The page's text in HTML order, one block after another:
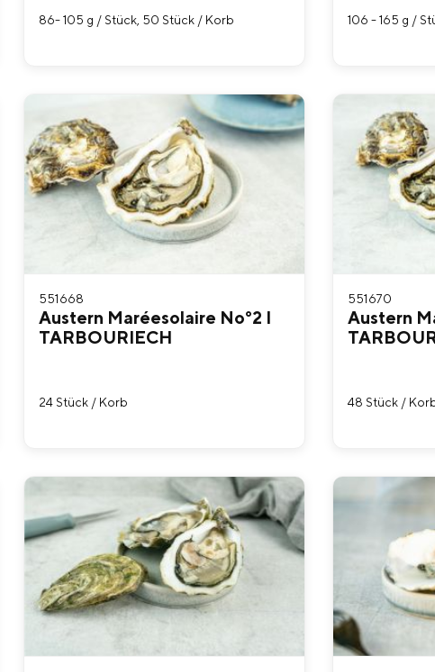
86- 105 g / Stück, 50 Stück / Korb 106 - 165 g /
551668
Austern Maréesolaire No°2 I
TARBOURIECH
24 Stück / Korb
551670
Austern
48 Stück /